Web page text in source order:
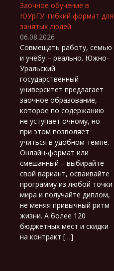
Заочное обучение в
ЮУрГУ: гибкий формат для
занятых людей
06.08.2026
Совмещать работу, семью
и учёбу – реально. Южно-
Уральский
государственный
университет предлагает
заочное образование,
которое по содержанию
не уступает очному, но
при этом позволяет
учиться в удобном темпе.
Онлайн-формат или
смешанный – выбирайте
свой вариант, осваивайте
программу из любой точки
мира и получайте диплом,
не меняя привычный ритм
жизни. А более 120
бюджетных мест и скидки
на контракт […]